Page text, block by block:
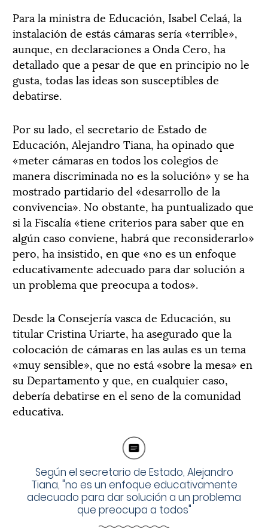
Para la ministra de Educación, Isabel Celaá, la
instalación de estás cámaras sería «terrible»,
aunque, en declaraciones a Onda Cero, ha
detallado que a pesar de que en principio no le
gusta, todas las ideas son susceptibles de
debatirse.
Por su lado, el secretario de Estado de
Educación, Alejandro Tiana, ha opinado que
«meter cámaras en todos los colegios de
manera discriminada no es la solución» y se ha
mostrado partidario del «desarrollo de la
convivencia». No obstante, ha puntualizado que
si la Fiscalía «tiene criterios para saber que en
algún caso conviene, habrá que reconsiderarlo»
pero, ha insistido, en que «no es un enfoque
educativamente adecuado para dar solución a
un problema que preocupa a todos».
Desde la Consejería vasca de Educación, su
titular Cristina Uriarte, ha asegurado que la
colocación de cámaras en las aulas es un tema
«muy sensible», que no está «sobre la mesa» en
su Departamento y que, en cualquier caso,
debería debatirse en el seno de la comunidad
educativa.
Según el secretario de Estado, Alejandro
Tiana, "no es un enfoque educativamente
adecuado para dar solución a un problema
que preocupa a todos"